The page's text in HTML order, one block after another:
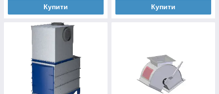
Купити Купити